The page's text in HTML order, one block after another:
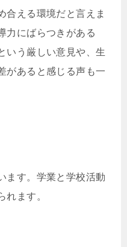
合える環境だと言えま
力にばらつきがある
いう厳しい意見や、生
があると感じる声も一
ます。学業と学校活動
れます。